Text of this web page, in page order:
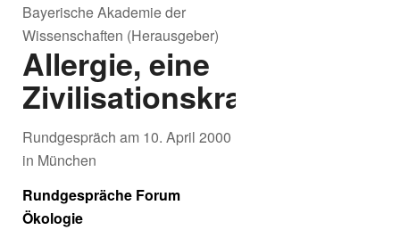
Bayerische Akademie der
Wissenschaften (Herausgeber)
Allergie, eine
Zivilisationskrankheit?
Rundgespräch am 10. April 2000
in München
Rundgespräche Forum
Ökologie